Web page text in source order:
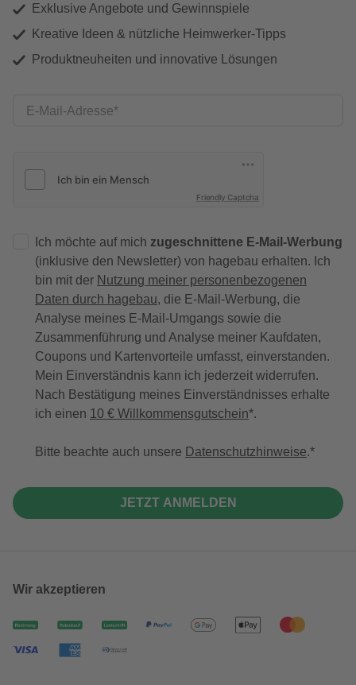
Exklusive Angebote und Gewinnspiele
Kreative Ideen & nützliche Heimwerker-Tipps
Produktneuheiten und innovative Lösungen
E-Mail-Adresse
Friendly Captcha
Ich möchte auf mich zugeschnittene E-Mail-Werbung
(inklusive den Newsletter) von hagebau erhalten. Ich
bin mit der Nutzung meiner personenbezogenen
Daten durch hagebau, die E-Mail-Werbung, die
Analyse meines E-Mail-Umgangs sowie die
Zusammenführung und Analyse meiner Kaufdaten,
Coupons und Kartenvorteile umfasst, einverstanden.
Mein Einverständnis kann ich jederzeit widerrufen.
Nach Bestätigung meines Einverständnisses erhalte
ich einen 10 € Willkommensgutschein*.
Bitte beachte auch unsere Datenschutzhinweise.
JETZT ANMELDEN
Wir akzeptieren